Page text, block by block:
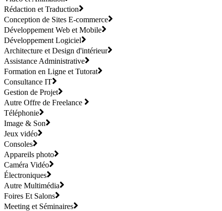
Rédaction et Traduction
Conception de Sites E-commerce
Développement Web et Mobile
Développement Logiciel
Architecture et Design d'intérieur
Assistance Administrative
Formation en Ligne et Tutorat
Consultance IT
Gestion de Projet
Autre Offre de Freelance
Téléphonie
Image & Son
Jeux vidéo
Consoles
Appareils photo
Caméra Vidéo
Électroniques
Autre Multimédia
Foires Et Salons
Meeting et Séminaires